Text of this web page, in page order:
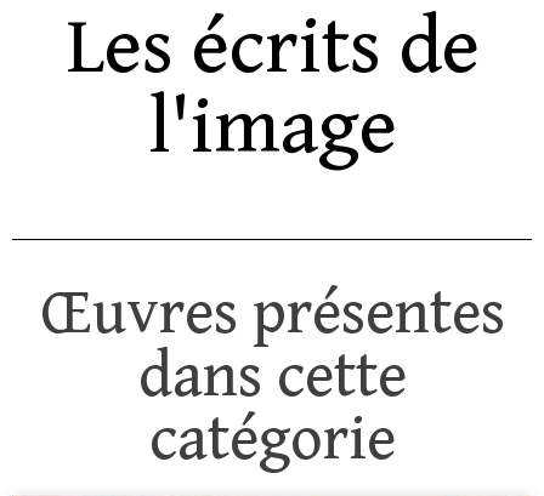
Les écrits de
l'image
Œuvres présentes
dans cette
catégorie